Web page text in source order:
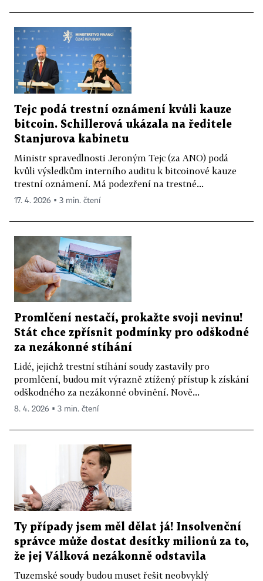
Tejc podá trestní oznámení kvůli kauze
bitcoin. Schillerová ukázala na ředitele
Stanjurova kabinetu
Ministr spravedlnosti Jeroným Tejc (za ANO) podá
kvůli výsledkům interního auditu k bitcoinové kauze
trestní oznámení. Má podezření na trestné...
17. 4. 2026 ▪ 3 min. čtení
Promlčení nestačí, prokažte svoji nevinu!
Stát chce zpřísnit podmínky pro odškodné
za nezákonné stíhání
Lidé, jejichž trestní stíhání soudy zastavily pro
promlčení, budou mít výrazně ztížený přístup k získání
odškodného za nezákonné obvinění. Nově...
8. 4. 2026 ▪ 3 min. čtení
Ty případy jsem měl dělat já! Insolvenční
správce může dostat desítky milionů za to,
že jej Válková nezákonně odstavila
Tuzemské soudy budou muset řešit neobvyklý